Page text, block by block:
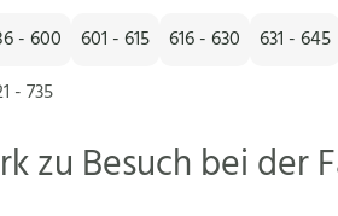
- 600 601 - 615 616 - 630
631 - 645
- 735
zu Besuch bei der